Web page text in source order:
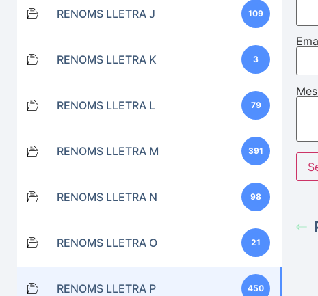
RENOMS LLETRA J 109
RENOMS LLETRA K 3
RENOMS LLETRA L 79
RENOMS LLETRA M 391
RENOMS LLETRA N 98
RENOMS LLETRA O 21
RENOMS LLETRA P 450